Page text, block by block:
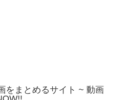
をまとめるサイト ~ 動画